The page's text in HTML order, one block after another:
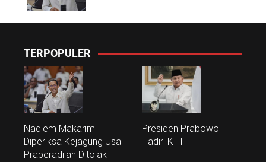
TERPOPULER
Nadiem Makarim
Diperiksa Kejagung Usai
Praperadilan Ditolak
Presiden Prabowo
Hadiri KTT